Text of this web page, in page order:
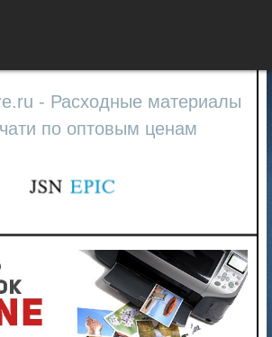
- Расходные материалы
по оптовым ценам